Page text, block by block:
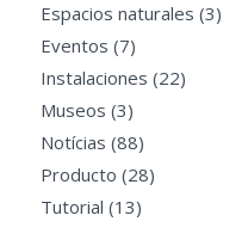
Espacios naturales (3)
Eventos (7)
Instalaciones (22)
Museos (3)
Notícias (88)
Producto (28)
Tutorial (13)